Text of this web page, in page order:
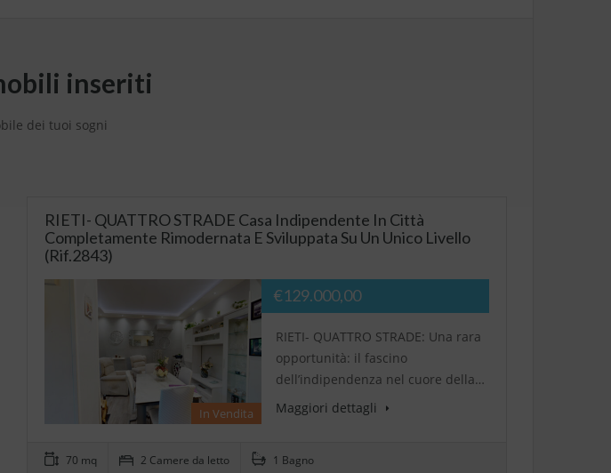
inseriti
dei tuoi sogni
RIETI- QUATTRO STRADE Casa Indipendente In Città
Completamente Rimodernata E Sviluppata Su Un Unico Livello
(Rif.2843)
In Vendita
€129.000,00
RIETI- QUATTRO STRADE: Una rara
opportunità: il fascino
dell’indipendenza nel cuore della…
Maggiori dettagli
70 mq 2 Camere da letto 1 Bagno